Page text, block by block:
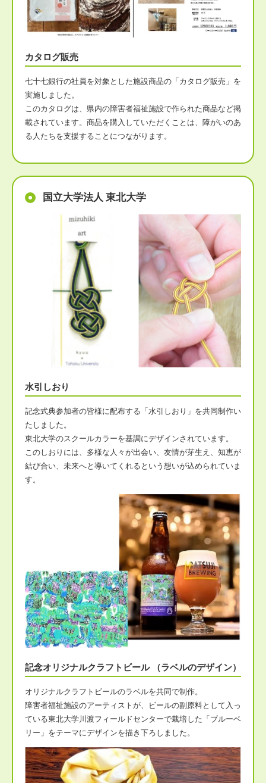
カタログ販売
七十七銀行の社員を対象とした施設商品の「カタログ販売」を
実施しました。
このカタログは、県内の障害者福祉施設で作られた商品など掲
載されています。商品を購入していただくことは、障がいのあ
る人たちを支援することにつながります。
国立大学法人 東北大学
水引しおり
記念式典参加者の皆様に配布する「水引しおり」を共同制作い
たしました。
東北大学のスクールカラーを基調にデザインされています。
このしおりには、多様な人々が出会い、友情が芽生え、知恵が
結び合い、未来へと導いてくれるという想いが込められていま
す。
記念オリジナルクラフトビール （ラベルのデザイン）
オリジナルクラフトビールのラベルを共同で制作。
障害者福祉施設のアーティストが、ビールの副原料として入っ
ている東北大学川渡フィールドセンターで栽培した「ブルーベ
リー」をテーマにデザインを描き下ろしました。